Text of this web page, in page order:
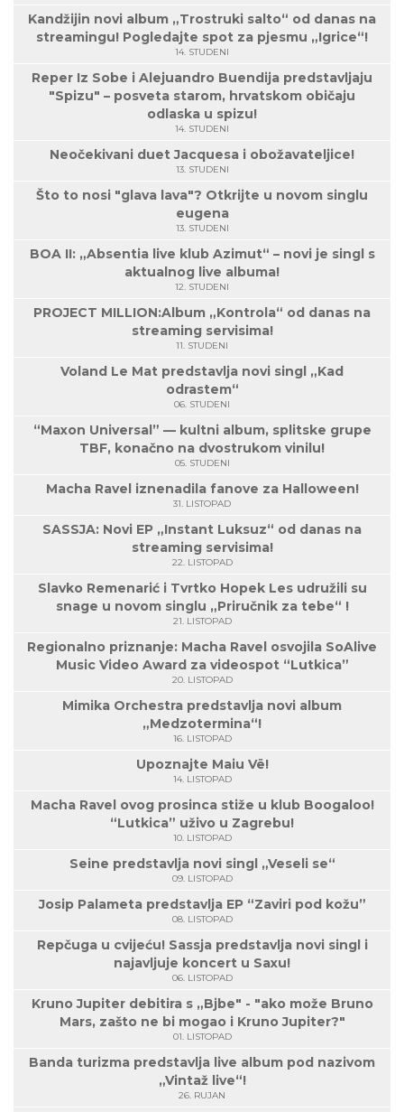
Kandžijin novi album „Trostruki salto“ od danas na
streamingu! Pogledajte spot za pjesmu „Igrice“!
14. STUDENI
Reper Iz Sobe i Alejuandro Buendija predstavljaju
"Spizu" – posveta starom, hrvatskom običaju
odlaska u spizu!
14. STUDENI
Neočekivani duet Jacquesa i obožavateljice!
13. STUDENI
Što to nosi "glava lava"? Otkrijte u novom singlu
eugena
13. STUDENI
BOA II: „Absentia live klub Azimut“ – novi je singl s
aktualnog live albuma!
12. STUDENI
PROJECT MILLION:Album „Kontrola“ od danas na
streaming servisima!
11. STUDENI
Voland Le Mat predstavlja novi singl „Kad
odrastem“
06. STUDENI
“Maxon Universal” — kultni album, splitske grupe
TBF, konačno na dvostrukom vinilu!
05. STUDENI
Macha Ravel iznenadila fanove za Halloween!
31. LISTOPAD
SASSJA: Novi EP „Instant Luksuz“ od danas na
streaming servisima!
22. LISTOPAD
Slavko Remenarić i Tvrtko Hopek Les udružili su
snage u novom singlu „Priručnik za tebe“ !
21. LISTOPAD
Regionalno priznanje: Macha Ravel osvojila SoAlive
Music Video Award za videospot “Lutkica”
20. LISTOPAD
Mimika Orchestra predstavlja novi album
„Medzotermina“!
16. LISTOPAD
Upoznajte Maiu Vë!
14. LISTOPAD
Macha Ravel ovog prosinca stiže u klub Boogaloo!
“Lutkica” uživo u Zagrebu!
10. LISTOPAD
Seine predstavlja novi singl „Veseli se“
09. LISTOPAD
Josip Palameta predstavlja EP “Zaviri pod kožu”
08. LISTOPAD
Repčuga u cvijeću! Sassja predstavlja novi singl i
najavljuje koncert u Saxu!
06. LISTOPAD
Kruno Jupiter debitira s „Bjbe" - "ako može Bruno
Mars, zašto ne bi mogao i Kruno Jupiter?"
01. LISTOPAD
Banda turizma predstavlja live album pod nazivom
„Vintaž live“!
26. RUJAN